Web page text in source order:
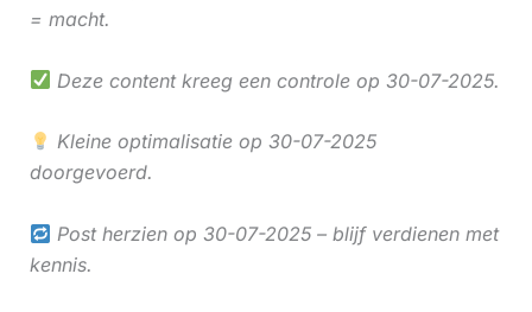
= macht.
Deze content kreeg een controle op 30-07-2025.
Kleine optimalisatie op 30-07-2025
doorgevoerd.
Post herzien op 30-07-2025 – blijf verdienen met
kennis.